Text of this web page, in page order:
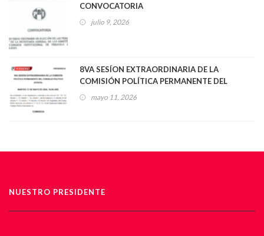
CONVOCATORIA
julio 9, 2026
8VA SESÍON EXTRAORDINARIA DE LA
COMISIÓN POLÍTICA PERMANENTE DEL
CONSEJO POLÍTICO ESTATAL
mayo 11, 2026
NUESTRO PRESIDENTE